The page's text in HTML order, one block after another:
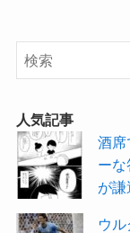
人気記事
酒席
ー
が謙
ウ